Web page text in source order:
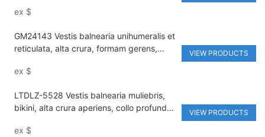
ex $
GM24143 Vestis balnearia unihumeralis et
reticulata, alta crura, formam gerens,
nylon/spandex optimae qualitatis facta.
ex $
VIEW PRODUCTS
LTDLZ-5528 Vestis balnearia muliebris,
bikini, alta crura aperiens, collo profundo
ex $
VIEW PRODUCTS